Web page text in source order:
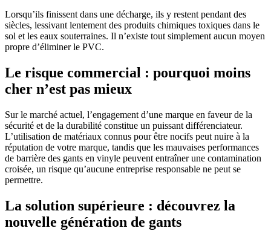
Lorsqu’ils finissent dans une décharge, ils y restent pendant des
siècles, lessivant lentement des produits chimiques toxiques dans le
sol et les eaux souterraines. Il n’existe tout simplement aucun moyen
propre d’éliminer le PVC.
Le risque commercial : pourquoi moins
cher n’est pas mieux
Sur le marché actuel, l’engagement d’une marque en faveur de la
sécurité et de la durabilité constitue un puissant différenciateur.
L’utilisation de matériaux connus pour être nocifs peut nuire à la
réputation de votre marque, tandis que les mauvaises performances
de barrière des gants en vinyle peuvent entraîner une contamination
croisée, un risque qu’aucune entreprise responsable ne peut se
permettre.
La solution supérieure : découvrez la
nouvelle génération de gants